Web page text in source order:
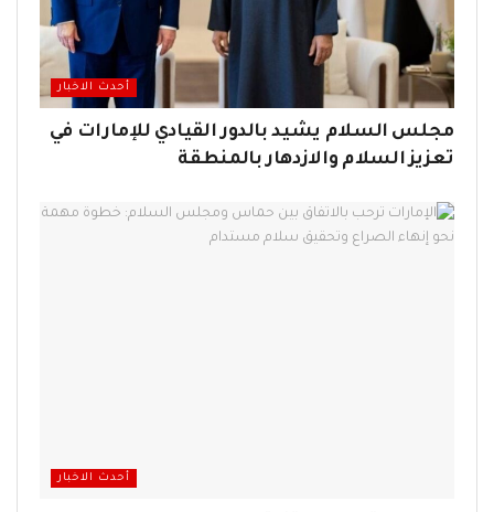
أحدث الاخبار
مجلس السلام يشيد بالدور القيادي للإمارات في
تعزيز السلام والازدهار بالمنطقة
أحدث الاخبار